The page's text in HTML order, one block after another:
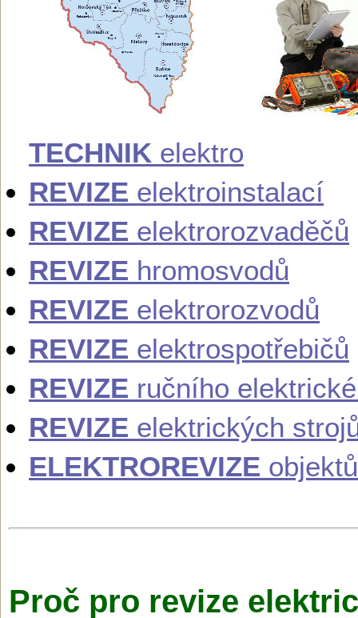
TECHNIK elektro
REVIZE elektroinstalací
REVIZE elektrorozvaděčů
REVIZE hromosvodů
REVIZE elektrorozvodů
REVIZE elektrospotřebičů
REVIZE ručního
REVIZE elektrických
ELEKTROREVIZE objektů
Proč pro revize